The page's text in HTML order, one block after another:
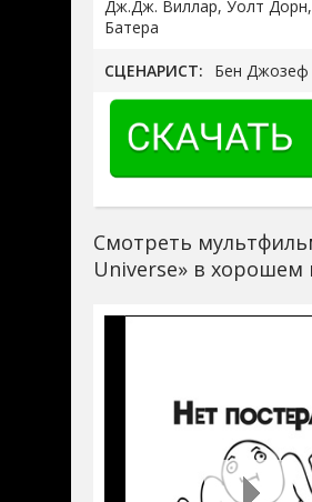
Дж.Дж. Виллар, Уолт
Батера
СЦЕНАРИСТ: Бен Джозеф
Смотреть
Universe» в хорошем